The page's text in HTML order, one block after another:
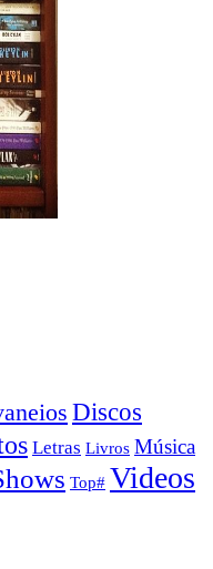
Discos
Letras Livros Música
Top# Videos